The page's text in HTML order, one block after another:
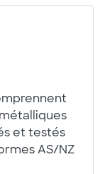
et testés
AS/NZ